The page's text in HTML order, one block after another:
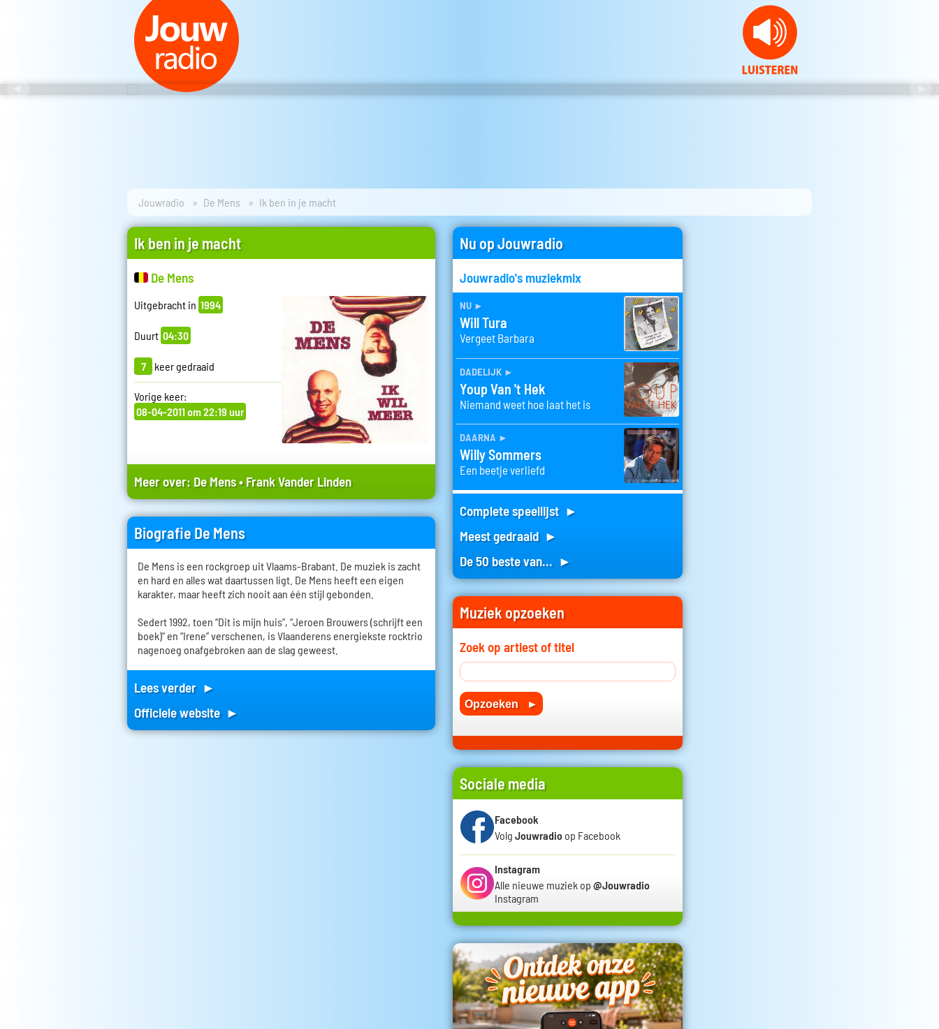
Jouwradio De Mens Ik ben in je macht
Ik ben in je macht
De Mens
Uitgebracht in 1994
Duurt 04:30
7 keer gedraaid
Vorige keer:
08-04-2011 om 22:19 uur
Meer over: De Mens•Frank Vander Linden
Biografie De Mens
De Mens is een rockgroep uit Vlaams-Brabant. De muziek is zacht
en hard en alles wat daartussen ligt. De Mens heeft een eigen
karakter, maar heeft zich nooit aan één stijl gebonden.
Sedert 1992, toen “Dit is mijn huis”, “Jeroen Brouwers (schrijft een
boek)" en “Irene” verschenen, is Vlaanderens energiekste rocktrio
nagenoeg onafgebroken aan de slag geweest.
Lees verder ►
Officiele website ►
Nu op Jouwradio
Jouwradio's muziekmix
nu ►
Will Tura
Vergeet Barbara
dadelijk ►
Youp Van 't Hek
Niemand weet hoe laat het is
daarna ►
Willy Sommers
Een beetje verliefd
Complete speellijst ►
Meest gedraaid ►
De 50 beste van... ►
Muziek opzoeken
Zoek op artiest of titel
Sociale media
Facebook
Volg Jouwradio op Facebook
Instagram
Alle nieuwe muziek op @Jouwradio
Instagram